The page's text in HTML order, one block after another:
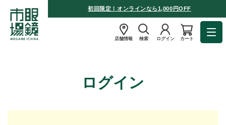
初回限定！オンラインなら1,000円OFF
店舗情報 検索 ログイン カート
ログイン